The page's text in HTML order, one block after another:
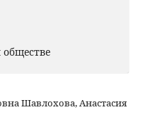
Шавлохова, Анастасия